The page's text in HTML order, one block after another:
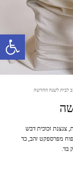
פתח סרגל נגישות
לבית לשנה החדשה
187 מ"ל ממותג אישית, צנצנת זכוכית דבש
תפוח מפרספקט זהב, כד
בד.